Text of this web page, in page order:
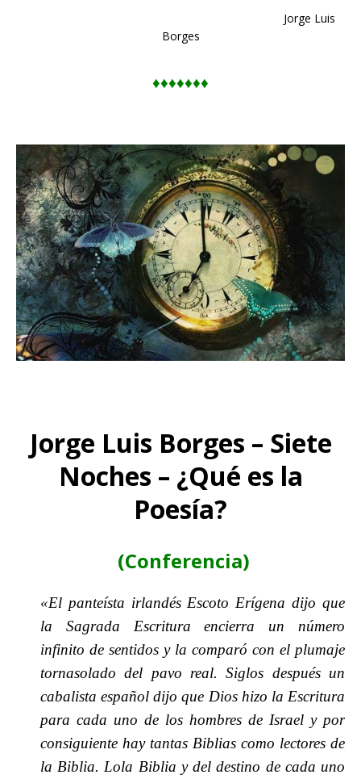
Jorge Luis
Borges
♦♦♦♦♦♦♦
Jorge Luis Borges – Siete
Noches – ¿Qué es la
Poesía?
(Conferencia)
«El panteísta irlandés Escoto Erígena dijo que
la Sagrada Escritura encierra un número
infinito de sentidos y la comparó con el plumaje
tornasolado del pavo real. Siglos después un
cabalista español dijo que Dios hizo la Escritura
para cada uno de los hombres de Israel y por
consiguiente hay tantas Biblias como lectores de
la Biblia. Lola Biblia y del destino de cada uno